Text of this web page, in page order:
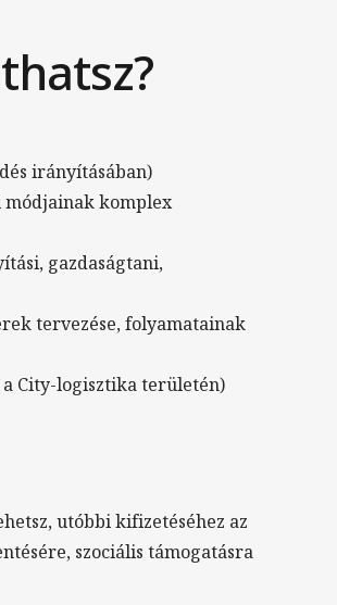
irányításában)
módjainak komplex
gazdaságtani,
tervezése, folyamatainak
City-logisztika területén)
utóbbi kifizetéséhez az
szociális támogatásra